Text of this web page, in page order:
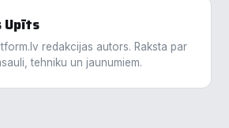
Upīts
redakcijas autors. Raksta par
tehniku un jaunumiem.